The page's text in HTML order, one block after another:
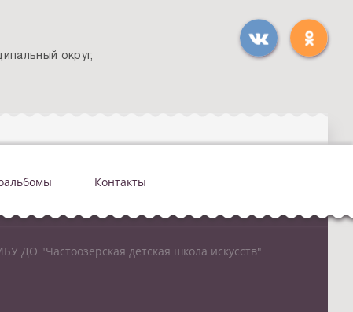
округ,
Контакты
ДО "Частоозерская детская школа искусств"